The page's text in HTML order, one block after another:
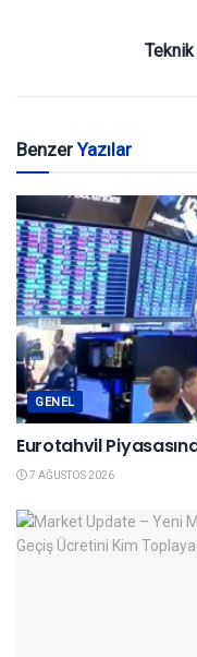
BenzerYazılar
GENEL
Eurotahvil
7 AĞUSTOS 2026